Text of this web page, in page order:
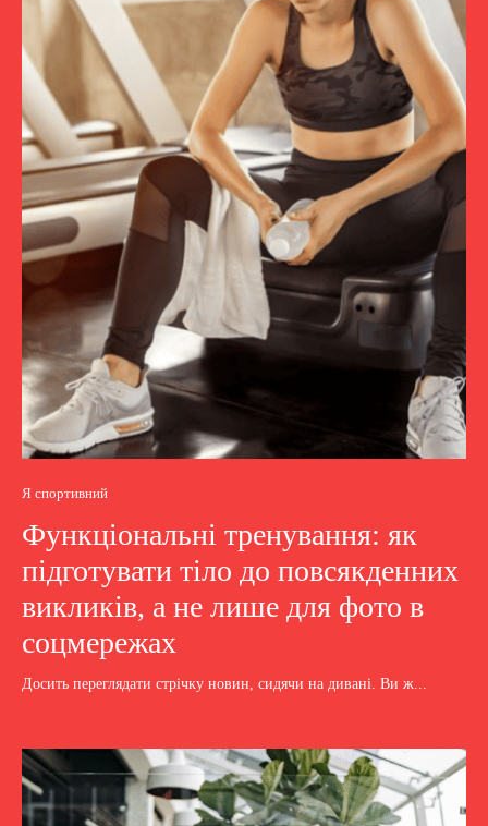
Я спортивний
Функціональні тренування: як
підготувати тіло до повсякденних
викликів, а не лише для фото в
соцмережах
Досить переглядати стрічку новин, сидячи на дивані. Ви ж...